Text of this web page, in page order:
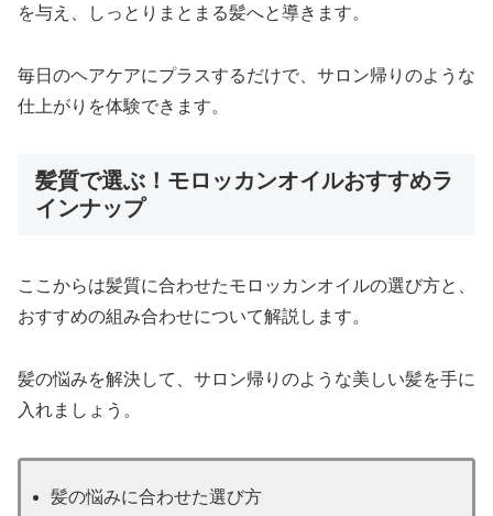
を与え、しっとりまとまる髪へと導きます。
毎日のヘアケアにプラスするだけで、サロン帰りのような
仕上がりを体験できます。
髪質で選ぶ！モロッカンオイルおすすめラ
インナップ
ここからは髪質に合わせたモロッカンオイルの選び方と、
おすすめの組み合わせについて解説します。
髪の悩みを解決して、サロン帰りのような美しい髪を手に
入れましょう。
髪の悩みに合わせた選び方